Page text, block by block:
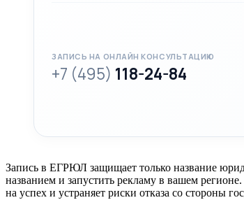
ЗАПИСЬ НА ОНЛАЙН КОНСУЛЬТАЦИЮ
+7 (495) 118-24-84
Запись в ЕГРЮЛ защищает только название
названием и запустить рекламу в вашем регионе.
на успех и устраняет риски отказа со стороны